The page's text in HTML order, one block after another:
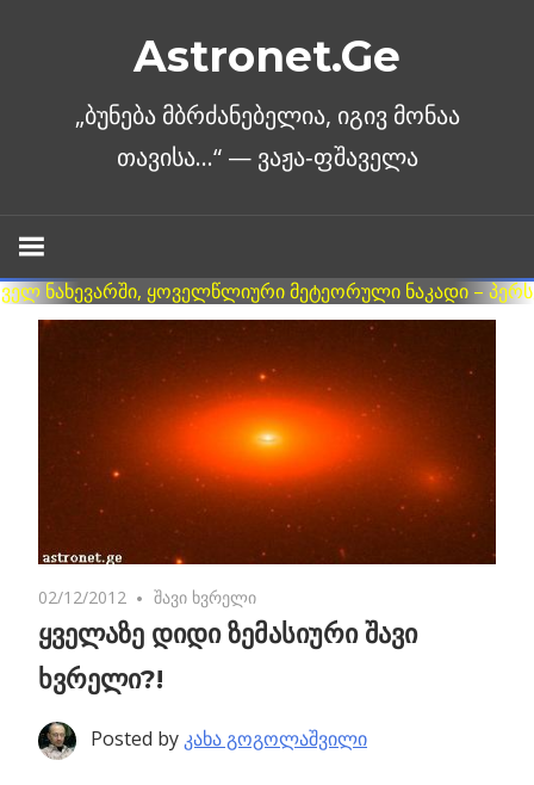
Astronet.Ge
02/12/2012 No comments
შავი ხვრელი
ყველაზე დიდი ზემასიური შავი
ხვრელი?!
Posted by კახა გოგოლაშვილი